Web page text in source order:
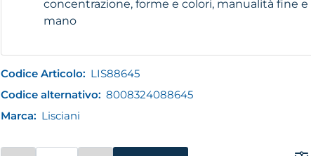
concentrazione, forme e colori, manualità fine
mano
Codice Articolo: LIS88645
Codice alternativo: 8008324088645
Marca: Lisciani